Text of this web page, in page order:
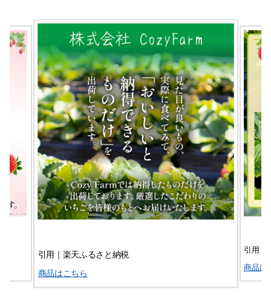
引用｜楽天ふるさと納税
商品はこちら
引用｜
商品は